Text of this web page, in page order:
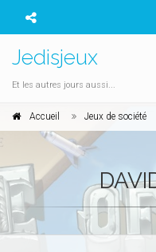
Jedisjeux
Et les autres jours aussi...
Accueil Jeux de société